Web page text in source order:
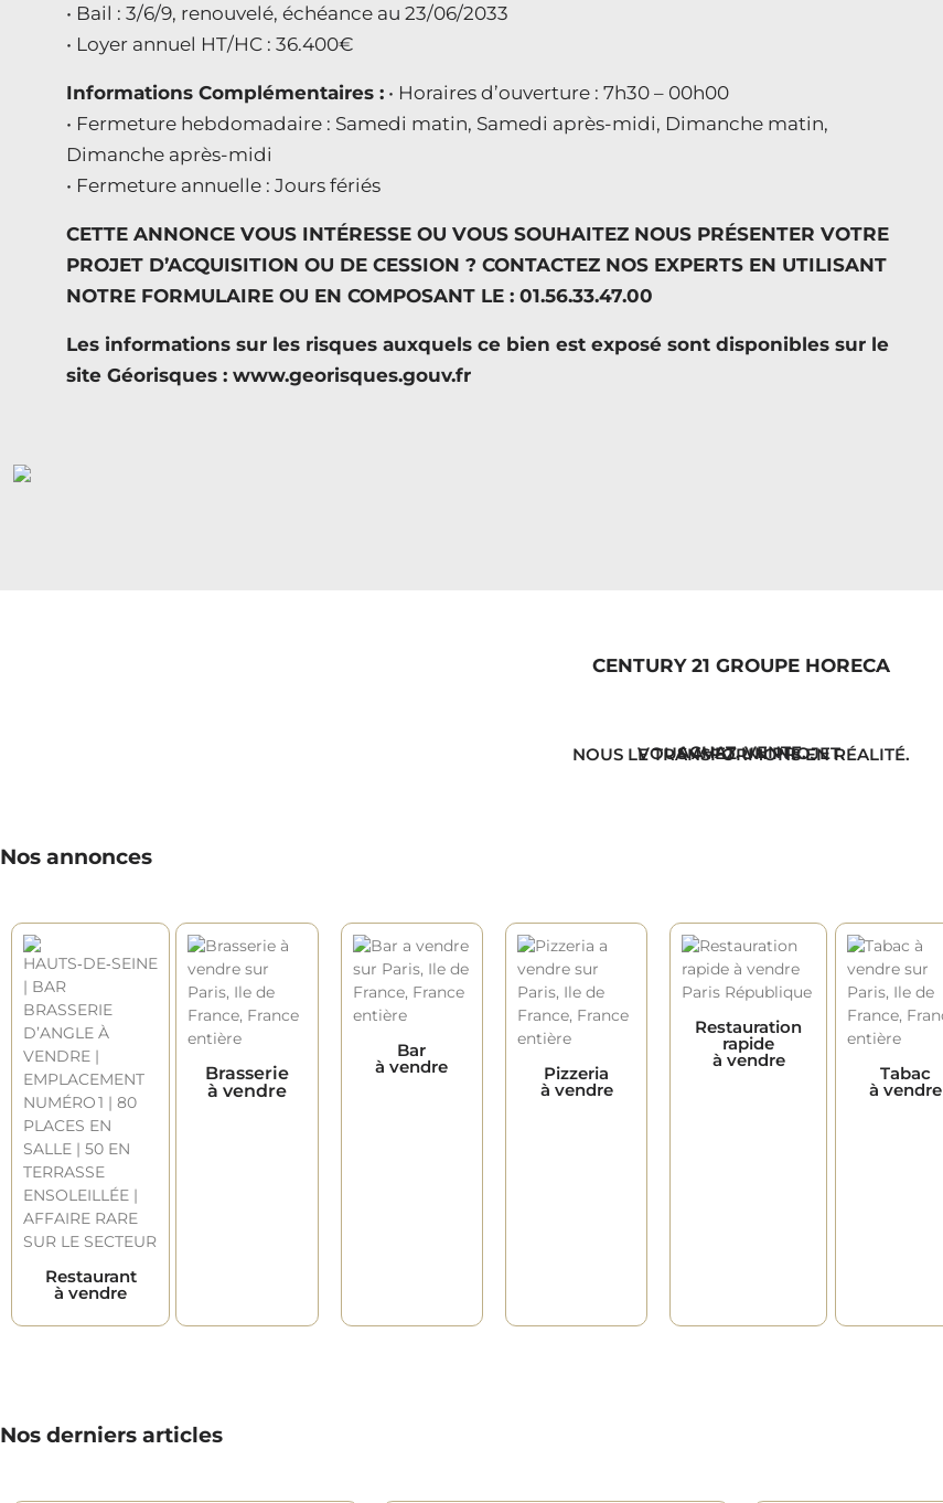
• Bail : 3/6/9, renouvelé, échéance au 23/06/2033
• Loyer annuel HT/HC : 36.400€
Informations Complémentaires : • Horaires d’ouverture : 7h30 – 00h00
• Fermeture hebdomadaire : Samedi matin, Samedi après-midi, Dimanche matin,
Dimanche après-midi
• Fermeture annuelle : Jours fériés
CETTE ANNONCE VOUS INTÉRESSE OU VOUS SOUHAITEZ NOUS PRÉSENTER VOTRE
PROJET D’ACQUISITION OU DE CESSION ? CONTACTEZ NOS EXPERTS EN UTILISANT
NOTRE FORMULAIRE OU EN COMPOSANT LE : 01.56.33.47.00
Les informations sur les risques auxquels ce bien est exposé sont disponibles sur le
site Géorisques : www.georisques.gouv.fr
CENTURY 21 GROUPE HORECA
ACHAT. VENTE.
VOUS AVEZ UN PROJET.
NOUS LE TRANSFORMONS EN RÉALITÉ.
Nos annonces
Restaurant
à vendre
Brasserie
à vendre
Bar
à vendre Pizzeria
à vendre
Restauration
rapide
à vendre
Tabac
à vendre
Nos derniers articles